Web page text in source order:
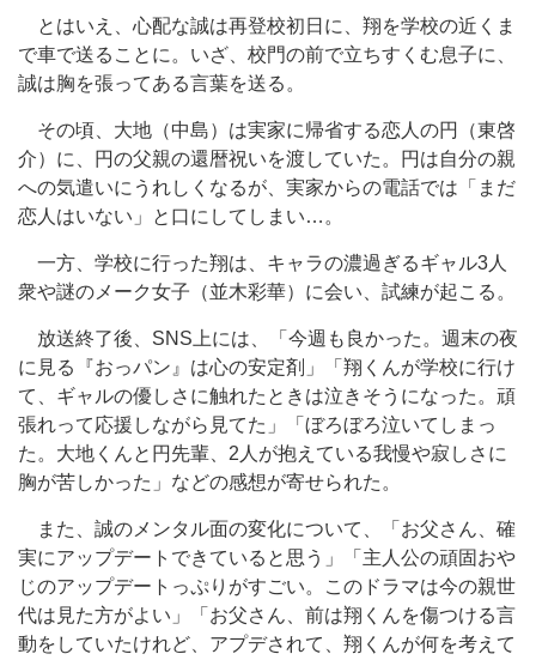
とはいえ、心配な誠は再登校初日に、翔を学校の近くま
で車で送ることに。いざ、校門の前で立ちすくむ息子に、
誠は胸を張ってある言葉を送る。
その頃、大地（中島）は実家に帰省する恋人の円（東啓
介）に、円の父親の還暦祝いを渡していた。円は自分の親
への気遣いにうれしくなるが、実家からの電話では「まだ
恋人はいない」と口にしてしまい…。
一方、学校に行った翔は、キャラの濃過ぎるギャル3人
衆や謎のメーク女子（並木彩華）に会い、試練が起こる。
放送終了後、SNS上には、「今週も良かった。週末の夜
に見る『おっパン』は心の安定剤」「翔くんが学校に行け
て、ギャルの優しさに触れたときは泣きそうになった。頑
張れって応援しながら見てた」「ぼろぼろ泣いてしまっ
た。大地くんと円先輩、2人が抱えている我慢や寂しさに
胸が苦しかった」などの感想が寄せられた。
また、誠のメンタル面の変化について、「お父さん、確
実にアップデートできていると思う」「主人公の頑固おや
じのアップデートっぷりがすごい。このドラマは今の親世
代は見た方がよい」「お父さん、前は翔くんを傷つける言
動をしていたけれど、アプデされて、翔くんが何を考えて